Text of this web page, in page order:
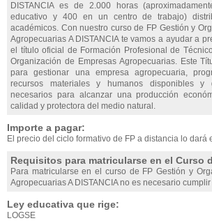
DISTANCIA es de 2.000 horas
educativo y 400 en un centro de trabajo)
académicos. Con nuestro curso de FP Gestión y
Agropecuarias A DISTANCIA te vamos a ayudar a
el título oficial de Formación Profesional de
Organización de Empresas Agropecuarias. Este
para gestionar una empresa agropecuaria,
recursos materiales y humanos disponibles y
necesarios para alcanzar una producción
calidad y protectora del medio natural.
Importe a pagar:
El precio del ciclo formativo de FP a distancia lo dará
Requisitos para matricularse en el Curso
Para matricularse en el curso de FP Gestión y
Agropecuarias A DISTANCIA no es necesario
Ley educativa que rige:
LOGSE